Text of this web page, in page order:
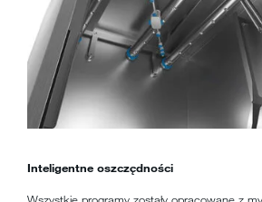
Inteligentne oszczędności
Wszystkie programy zostały opracowane z